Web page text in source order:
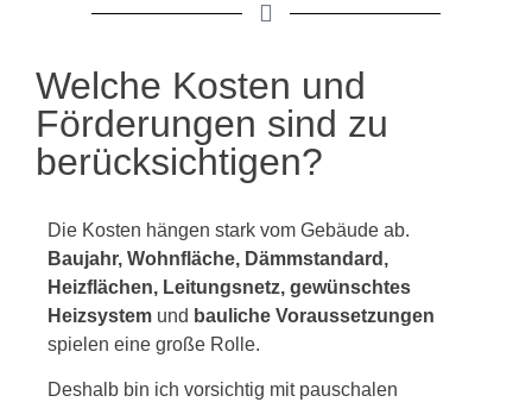
Welche Kosten und
Förderungen sind zu
berücksichtigen?
Die Kosten hängen stark vom Gebäude ab.
Baujahr, Wohnfläche, Dämmstandard,
Heizflächen, Leitungsnetz, gewünschtes
Heizsystem und bauliche Voraussetzungen
spielen eine große Rolle.
Deshalb bin ich vorsichtig mit pauschalen